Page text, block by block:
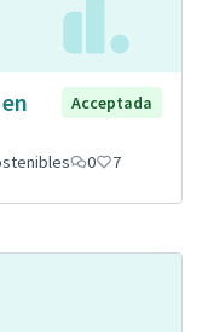
Acceptada
0 7